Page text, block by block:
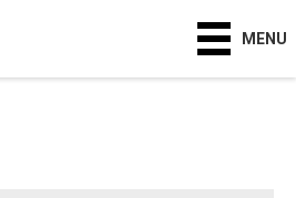
MENU